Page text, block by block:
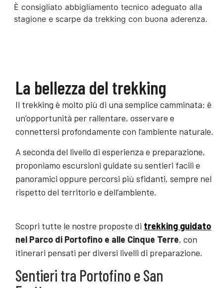
È consigliato abbigliamento tecnico adeguato alla
stagione e scarpe da trekking con buona aderenza.
La bellezza del trekking
Il trekking è molto più di una semplice camminata: è
un’opportunità per rallentare, osservare e
connettersi profondamente con l’ambiente naturale.
A seconda del livello di esperienza e preparazione,
proponiamo escursioni guidate su sentieri facili e
panoramici oppure percorsi più sfidanti, sempre nel
rispetto del territorio e dell’ambiente.
Scopri tutte le nostre proposte di trekking guidato
nel Parco di Portofino e alle Cinque Terre, con
itinerari pensati per diversi livelli di preparazione.
Sentieri tra Portofino e San